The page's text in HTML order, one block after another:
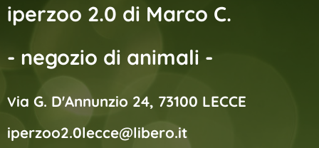
iperzoo 2.0 di Marco C.
- negozio di animali -
Via G. D'Annunzio 24, 73100 LECCE
iperzoo2.0lecce@libero.it